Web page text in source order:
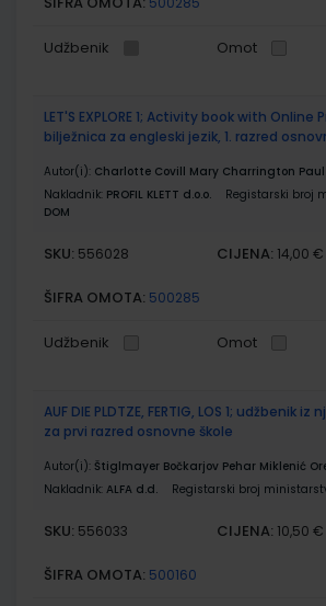
Udžbenik Omot
LET'S EXPLORE 1; Activity book with Online
bilježnica za engleski jezik, 1. razred
Autor(i): Charlotte Covill Mary Charrington
Nakladnik: PROFIL KLETT d.o.o. Registarski broj
DOM
SKU: 556028 CIJENA: 14,00 €
ŠIFRA OMOTA: 500285
Udžbenik Omot
AUF DIE PLDTZE, FERTIG, LOS 1; udžbenik
za prvi razred osnovne škole
Autor(i): Štiglmayer Bočkarjov Pehar Miklenić
Nakladnik: ALFA d.d. Registarski broj
SKU: 556033 CIJENA: 10,50 €
ŠIFRA OMOTA: 500160